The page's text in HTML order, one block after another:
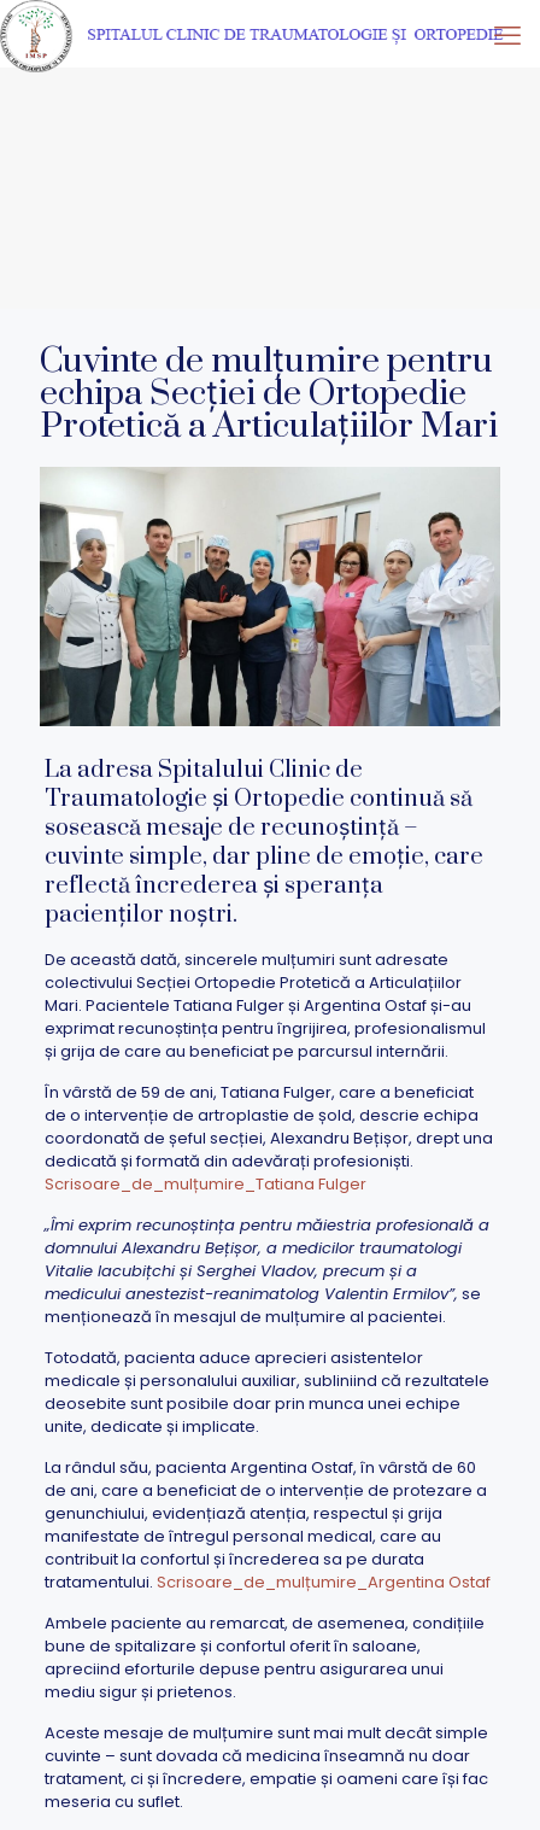
Cuvinte de mulțumire pentru
echipa Secției de Ortopedie
Protetică a Articulațiilor Mari
La adresa Spitalului Clinic de
Traumatologie și Ortopedie continuă să
sosească mesaje de recunoștință –
cuvinte simple, dar pline de emoție, care
reflectă încrederea și speranța
pacienților noștri.
De această dată, sincerele mulțumiri sunt adresate
colectivului Secției Ortopedie Protetică a Articulațiilor
Mari. Pacientele Tatiana Fulger și Argentina Ostaf și-au
exprimat recunoștința pentru îngrijirea, profesionalismul
și grija de care au beneficiat pe parcursul internării.
În vârstă de 59 de ani, Tatiana Fulger, care a beneficiat
de o intervenție de artroplastie de șold, descrie echipa
coordonată de șeful secției, Alexandru Bețișor, drept una
dedicată și formată din adevărați profesioniști.
Scrisoare_de_mulțumire_Tatiana Fulger
„Îmi exprim recunoștința pentru măiestria profesională a
domnului Alexandru Bețișor, a medicilor traumatologi
Vitalie Iacubițchi și Serghei Vladov, precum și a
medicului anestezist-reanimatolog Valentin Ermilov”, se
menționează în mesajul de mulțumire al pacientei.
Totodată, pacienta aduce aprecieri asistentelor
medicale și personalului auxiliar, subliniind că rezultatele
deosebite sunt posibile doar prin munca unei echipe
unite, dedicate și implicate.
La rândul său, pacienta Argentina Ostaf, în vârstă de 60
de ani, care a beneficiat de o intervenție de protezare a
genunchiului, evidențiază atenția, respectul și grija
manifestate de întregul personal medical, care au
contribuit la confortul și încrederea sa pe durata
tratamentului. Scrisoare_de_mulțumire_Argentina Ostaf
Ambele paciente au remarcat, de asemenea, condițiile
bune de spitalizare și confortul oferit în saloane,
apreciind eforturile depuse pentru asigurarea unui
mediu sigur și prietenos.
Aceste mesaje de mulțumire sunt mai mult decât simple
cuvinte – sunt dovada că medicina înseamnă nu doar
tratament, ci și încredere, empatie și oameni care își fac
meseria cu suflet.